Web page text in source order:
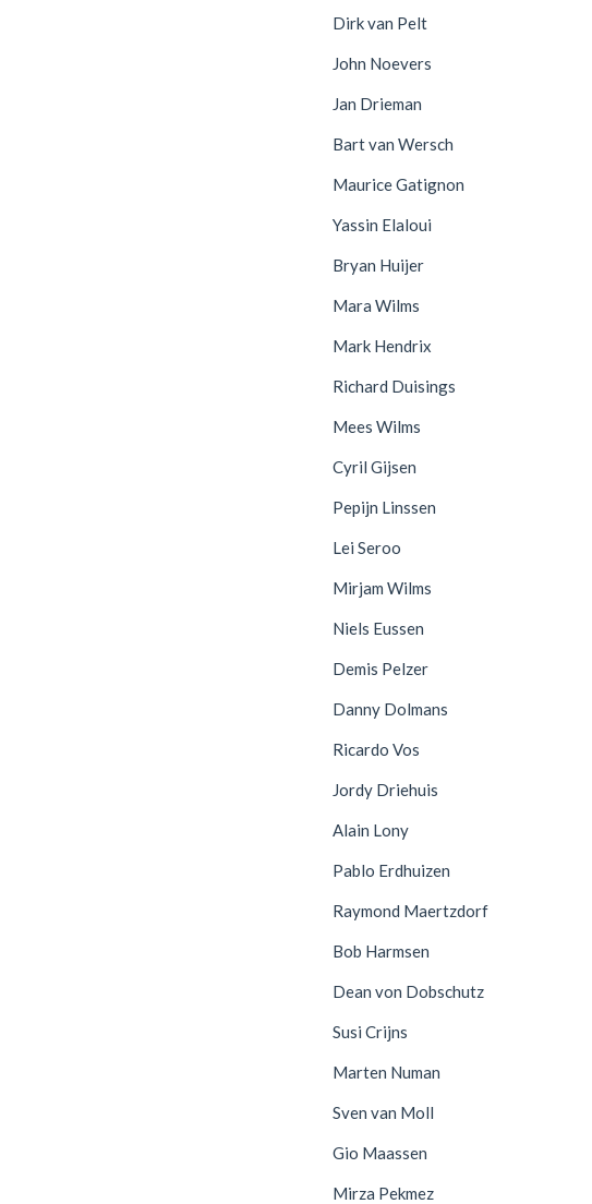
Dirk van Pelt
John Noevers
Jan Drieman
Bart van Wersch
Maurice Gatignon
Yassin Elaloui
Bryan Huijer
Mara Wilms
Mark Hendrix
Richard Duisings
Mees Wilms
Cyril Gijsen
Pepijn Linssen
Lei Seroo
Mirjam Wilms
Niels Eussen
Demis Pelzer
Danny Dolmans
Ricardo Vos
Jordy Driehuis
Alain Lony
Pablo Erdhuizen
Raymond Maertzdorf
Bob Harmsen
Dean von Dobschutz
Susi Crijns
Marten Numan
Sven van Moll
Gio Maassen
Mirza Pekmez